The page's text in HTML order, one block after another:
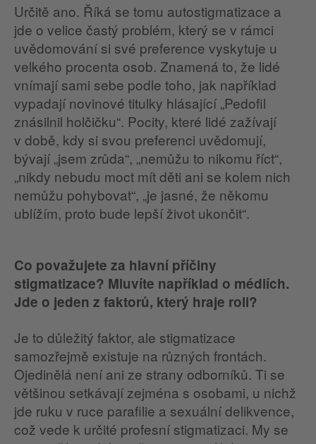
Určitě ano. Říká se tomu autostigmatizace a
jde o velice častý problém, který se v rámci
uvědomování si své preference vyskytuje u
velkého procenta osob. Znamená to, že lidé
vnímají sami sebe podle toho, jak například
vypadají novinové titulky hlásající „Pedofil
znásilnil holčičku“. Pocity, které lidé zažívají
v době, kdy si svou preferenci uvědomují,
bývají „jsem zrůda“, „nemůžu to nikomu říct“,
„nikdy nebudu moct mít děti ani se kolem nich
nemůžu pohybovat“, „je jasné, že někomu
ublížím, proto bude lepší život ukončit“.
Co považujete za hlavní příčiny
stigmatizace? Mluvíte například o médiích.
Jde o jeden z faktorů, který hraje roli?
Je to důležitý faktor, ale stigmatizace
samozřejmě existuje na různých frontách.
Ojedinělá není ani ze strany odborníků. Ti se
většinou setkávají zejména s osobami, u nichž
jde ruku v ruce parafilie a sexuální delikvence,
což vede k určité profesní stigmatizaci. My se